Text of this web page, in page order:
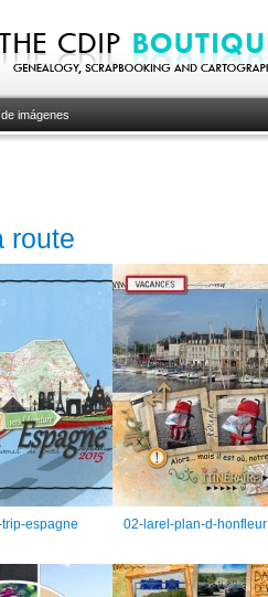
imágenes
route
espagne 02-larel-plan-d-honfleur